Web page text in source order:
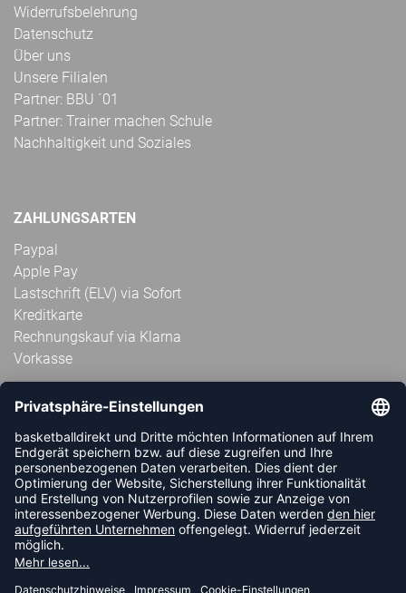
Widerrufsbelehrung
Datenschutz
Über uns
Unsere Filialen
Partner: BBU ´01
Partner: Trainer machen Schule
Nachhaltigkeit und Soziales
ZAHLUNGSARTEN
Paypal
Apple Pay
Lastschrift (ELV) via Sofort
Kreditkarte
Rechnungskauf via Klarna
Vorkasse
ABONNIERE JETZT DEN KOSTENLOSEN
HANDBALLDIREKT-NEWSLETTER UND VERPASSE KEINE
NEUIGKEIT ODER AKTION MEHR.
JETZT ANMELDEN